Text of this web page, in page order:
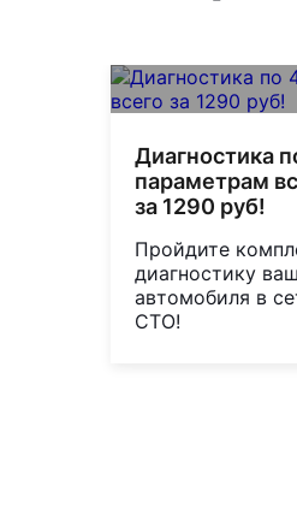
Диагностика
параметрам
за 1290 руб!
Пройдите
диагностику
автомобиля в
СТО!